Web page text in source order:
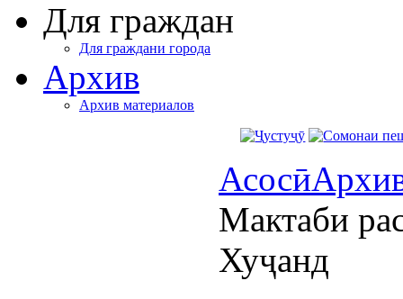
Для граждан
Для граждани города
Архив
Архив материалов
Асосӣ
Мактаби
Хуҷанд